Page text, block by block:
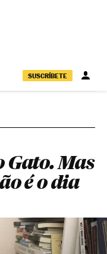
SUSCRÍBETE
Mas
é o dia